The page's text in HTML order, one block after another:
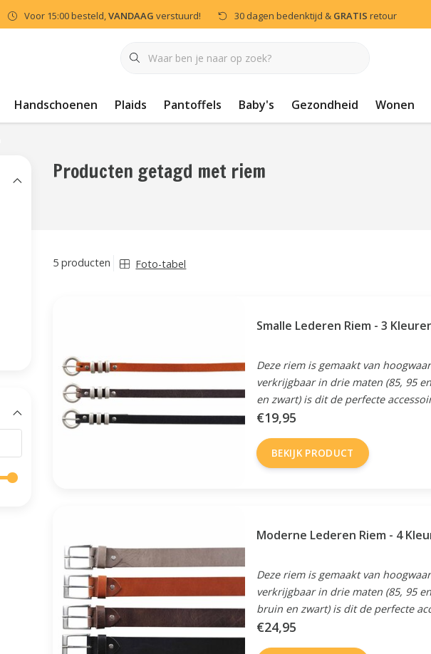
Voor 15:00 besteld,VANDAAG verstuurd! 30 dagen bedenktijd & GRATIS retour
Handschoenen Plaids Pantoffels Baby's Gezondheid Wonen
Producten getagd met riem
5 producten Foto-tabel
Smalle Lederen Riem - 3
Deze riem is gemaakt van
verkrijgbaar in drie maten (85, 95
en zwart) is dit de perfecte
€19,95
BEKIJK PRODUCT
Moderne Lederen Riem - 4
Deze riem is gemaakt van
verkrijgbaar in drie maten (85, 95
bruin en zwart) is dit de perfecte
€24,95